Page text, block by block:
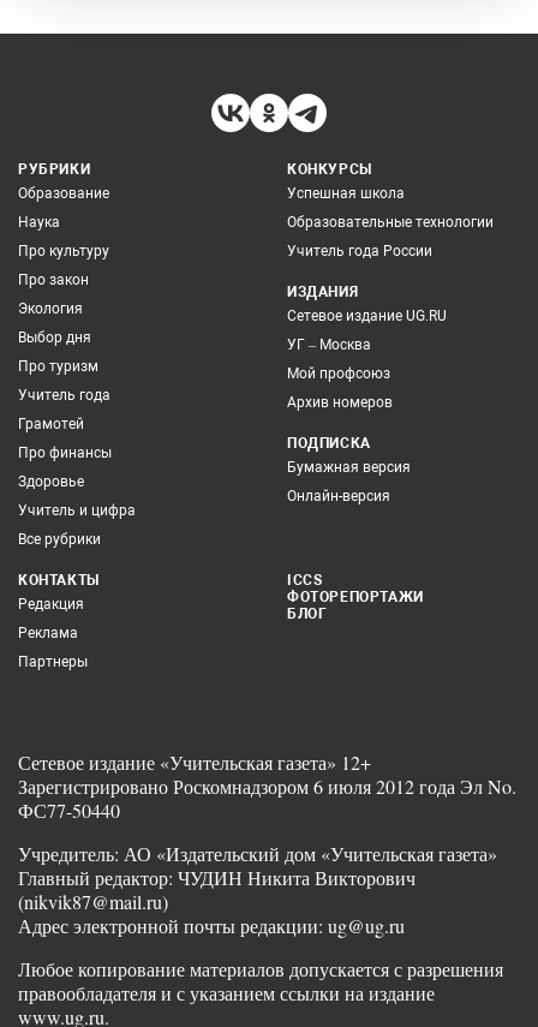
РУБРИКИ
Образование
Наука
Про культуру
Про закон
Экология
Выбор дня
Про туризм
Учитель года
Грамотей
Про финансы
Здоровье
Учитель и цифра
Все рубрики
КОНКУРСЫ
Успешная школа
Образовательные технологии
Учитель года России
ИЗДАНИЯ
Сетевое издание UG.RU
УГ – Москва
Мой профсоюз
Архив номеров
ПОДПИСКА
Бумажная версия
Онлайн-версия
КОНТАКТЫ
Редакция
Реклама
Партнеры
ICCS
ФОТОРЕПОРТАЖИ
БЛОГ
Сетевое издание «Учительская газета» 12+
Зарегистрировано Роскомнадзором 6 июля 2012 года Эл No.
ФС77-50440
Учредитель: АО «Издательский дом «Учительская газета»
Главный редактор: ЧУДИН Никита Викторович
(nikvik87@mail.ru)
Адрес электронной почты редакции: ug@ug.ru
Любое копирование материалов допускается с разрешения
правообладателя и с указанием ссылки на издание
www.ug.ru.